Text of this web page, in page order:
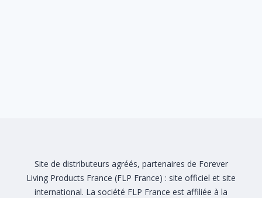
Site de distributeurs agréés, partenaires de Forever
Living Products France (FLP France) : site officiel et site
international. La société FLP France est affiliée à la